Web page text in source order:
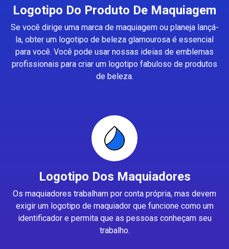
Logotipo Do Produto De Maquiagem
Se você dirige uma marca de maquiagem ou planeja lançá-
la, obter um logotipo de beleza glamourosa é essencial
para você. Você pode usar nossas ideias de emblemas
profissionais para criar um logotipo fabuloso de produtos
de beleza.
Logotipo Dos Maquiadores
Os maquiadores trabalham por conta própria, mas devem
exigir um logotipo de maquiador que funcione como um
identificador e permita que as pessoas conheçam seu
trabalho.